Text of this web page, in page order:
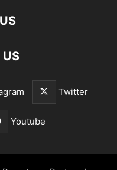
US
Twitter
Youtube